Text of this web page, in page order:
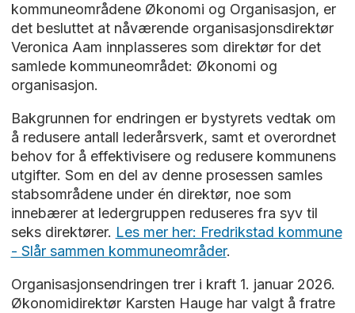
kommuneområdene Økonomi og Organisasjon, er
det besluttet at nåværende organisasjonsdirektør
Veronica Aam innplasseres som direktør for det
samlede kommuneområdet: Økonomi og
organisasjon.
Bakgrunnen for endringen er bystyrets vedtak om
å redusere antall lederårsverk, samt et overordnet
behov for å effektivisere og redusere kommunens
utgifter. Som en del av denne prosessen samles
stabsområdene under én direktør, noe som
innebærer at ledergruppen reduseres fra syv til
seks direktører. Les mer her: Fredrikstad kommune
- Slår sammen kommuneområder.
Organisasjonsendringen trer i kraft 1. januar 2026.
Økonomidirektør Karsten Hauge har valgt å fratre